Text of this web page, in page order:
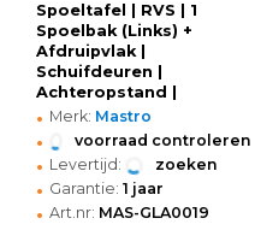
Spoeltafel | RVS | 1
Spoelbak (Links) +
Afdruipvlak |
Schuifdeuren |
Achteropstand |
Voorgemonteerd |
1000x600x850/950(h)mm
• Merk: Mastro
• voorraad controleren
• Levertijd: zoeken
• Garantie: 1 jaar
• Art.nr: MAS-GLA0019